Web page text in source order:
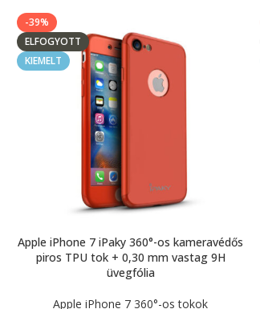
-39%
ELFOGYOTT
KIEMELT
Apple iPhone 7 iPaky 360°-os kameravédős
piros TPU tok + 0,30 mm vastag 9H
üvegfólia
Apple iPhone 7 360°-os tokok